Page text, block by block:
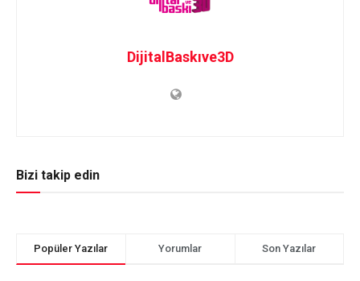
DijitalBaskıve3D
Bizi takip edin
Popüler Yazılar Yorumlar Son Yazılar